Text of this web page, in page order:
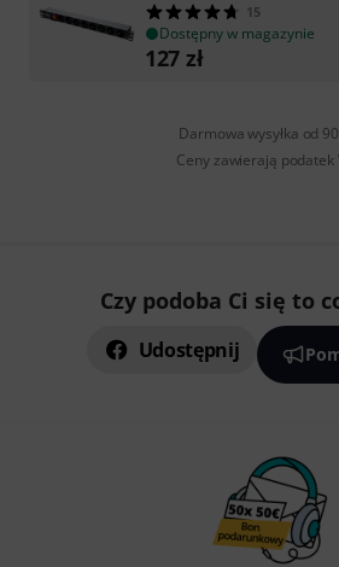
15
Dostępny w magazynie
127 zł
Darmowa wysyłka od
Ceny zawierają podatek
Czy podoba Ci się to
Udostępnij